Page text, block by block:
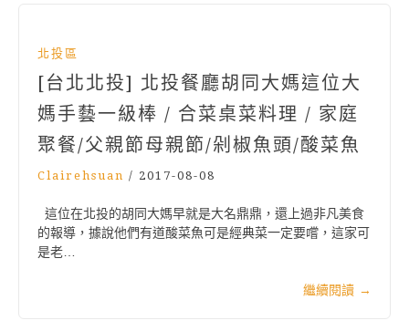
北投區
[台北北投] 北投餐廳胡同大媽這位大
媽手藝一級棒 / 合菜桌菜料理 / 家庭
聚餐/父親節母親節/剁椒魚頭/酸菜魚
Clairehsuan / 2017-08-08
這位在北投的胡同大媽早就是大名鼎鼎，還上過非凡美食
的報導，據說他們有道酸菜魚可是經典菜一定要嚐，這家可
是老…
繼續閱讀 →